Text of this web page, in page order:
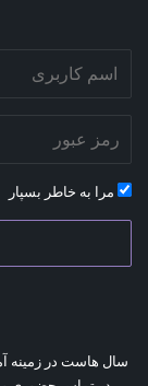
مرا به خاطر بسپار
سال هاست در زمینه